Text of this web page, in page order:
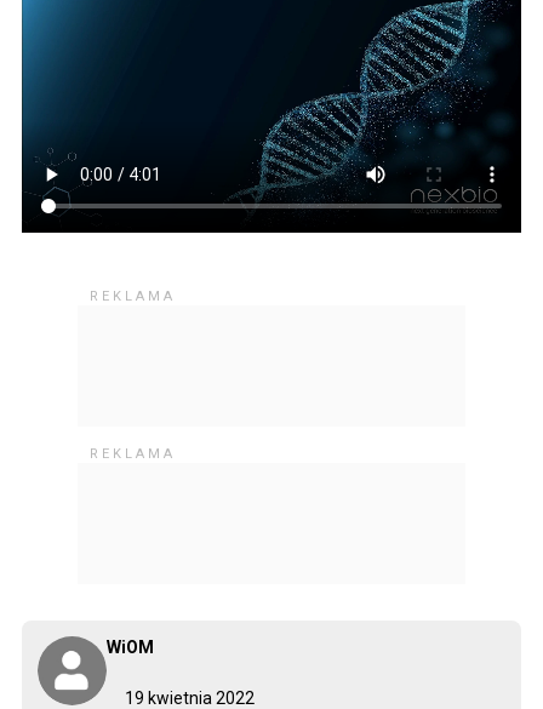
19 kwietnia 2022
WiOM